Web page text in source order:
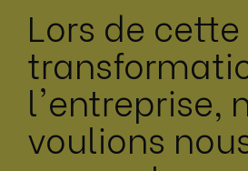
Lors de
l'entreprise,
voulions